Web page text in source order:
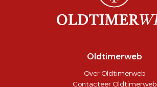
Oldtimerweb
Over Oldtimerweb
Contacteer Oldtimerweb